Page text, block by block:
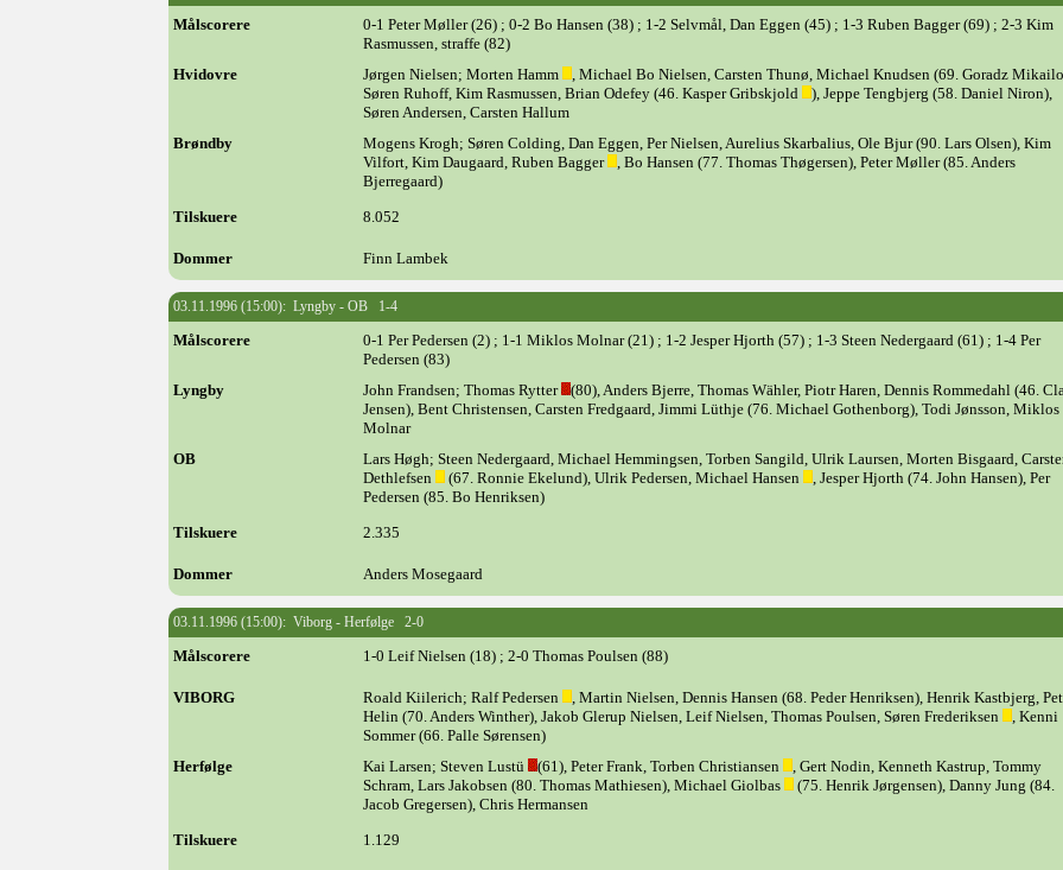
Målscorere
0-1 Peter Møller (26) ; 0-2 Bo Hansen (38) ; 1-2 Selvmål, Dan Eggen (45) ; 1-3 Ruben Bagger (69) ; 2-3 Kim
Rasmussen, straffe (82)
Hvidovre
Jørgen Nielsen; Morten Hamm
, Michael Bo Nielsen, Carsten Thunø, Michael Knudsen (69. Goradz
Søren Ruhoff, Kim Rasmussen, Brian Odefey (46. Kasper Gribskjold
), Jeppe Tengbjerg (58. Daniel Niron),
Søren Andersen, Carsten Hallum
Brøndby
Mogens Krogh; Søren Colding, Dan Eggen, Per Nielsen, Aurelius Skarbalius, Ole Bjur (90. Lars Olsen), Kim
Vilfort, Kim Daugaard, Ruben Bagger
, Bo Hansen (77. Thomas Thøgersen), Peter Møller (85. Anders
Bjerregaard)
Tilskuere
8.052
Dommer Finn Lambek
03.11.1996 (15:00): Lyngby - OB 1-4
Målscorere
0-1 Per Pedersen (2) ; 1-1 Miklos Molnar (21) ; 1-2 Jesper Hjorth (57) ; 1-3 Steen Nedergaard (61) ; 1-4 Per
Pedersen (83)
Lyngby
John Frandsen; Thomas Rytter
(80), Anders Bjerre, Thomas Wähler, Piotr Haren, Dennis Rommedahl (46.
Jensen), Bent Christensen, Carsten Fredgaard, Jimmi Lüthje (76. Michael Gothenborg), Todi Jønsson, Miklos
Molnar
OB
Lars Høgh; Steen Nedergaard, Michael Hemmingsen, Torben Sangild, Ulrik Laursen, Morten Bisgaard,
Dethlefsen
(67. Ronnie Ekelund), Ulrik Pedersen, Michael Hansen
, Jesper Hjorth (74. John Hansen), Per
Pedersen (85. Bo Henriksen)
Tilskuere
2.335
Dommer Anders Mosegaard
03.11.1996 (15:00): Viborg - Herfølge 2-0
Målscorere 1-0 Leif Nielsen (18) ; 2-0 Thomas Poulsen (88)
VIBORG Roald Kiilerich; Ralf Pedersen
, Martin Nielsen, Dennis Hansen (68. Peder Henriksen), Henrik Kastbjerg,
Helin (70. Anders Winther), Jakob Glerup Nielsen, Leif Nielsen, Thomas Poulsen, Søren Frederiksen
, Kenni
Sommer (66. Palle Sørensen)
Herfølge
Kai Larsen; Steven Lustü (61), Peter Frank, Torben Christiansen
, Gert Nodin, Kenneth Kastrup, Tommy
Schram, Lars Jakobsen (80. Thomas Mathiesen), Michael Giolbas
(75. Henrik Jørgensen), Danny Jung (84.
Jacob Gregersen), Chris Hermansen
Tilskuere
1.129